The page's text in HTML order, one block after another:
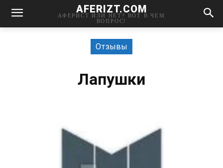
AFERIZT.COM
АФЕРИСТ ИЛИ НЕТ? ВОТ В ЧЕМ
ВОПРОС!
Отзывы
Лапушки